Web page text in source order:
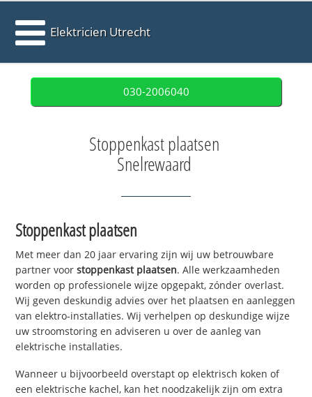
Elektricien Utrecht
030-2006040
Stoppenkast plaatsen
Snelrewaard
Stoppenkast plaatsen
Met meer dan 20 jaar ervaring zijn wij uw betrouwbare
partner voorstoppenkast plaatsen. Alle werkzaamheden
worden op professionele wijze opgepakt, zónder overlast.
Wij geven deskundig advies over het plaatsen en aanleggen
van elektro-installaties. Wij verhelpen op deskundige wijze
uw stroomstoring en adviseren u over de aanleg van
elektrische installaties.
Wanneer u bijvoorbeeld overstapt op elektrisch koken of
een elektrische kachel, kan het noodzakelijk zijn om extra